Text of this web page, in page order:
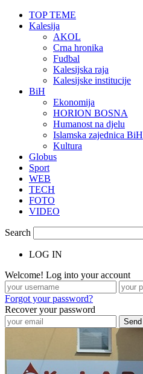
TOP TEME
Kalesija
AKOL
Crna hronika
Fudbal
Kalesijska raja
Kalesijske institucije
BiH
Ekonomija
HORION BOSNA
Humanost na djelu
Islamska zajednica BiH
Kultura
Globus
Sport
WEB
TECH
FOTO
VIDEO
Search
LOG IN
Welcome! Log into your account
Forgot your password?
Recover your password